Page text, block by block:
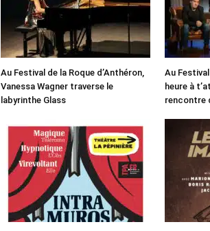
Au Festival de la Roque d’Anthéron,
Vanessa Wagner traverse le
labyrinthe Glass
Au
heure à
rencontre